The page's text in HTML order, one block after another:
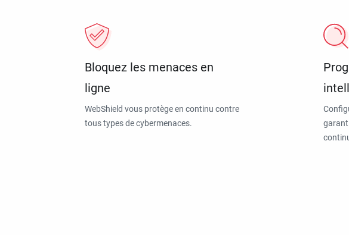
Bloquez les menaces en
ligne
WebShield vous protège en continu contre
tous types de cybermenaces.